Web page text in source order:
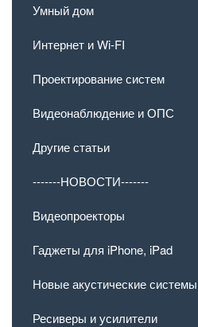
Умный дом
Интернет и Wi-FI
Проектирование систем
Видеонаблюдение и ОПС
Другие статьи
-------НОВОСТИ-------
Видеопроекторы
Гаджеты для iPhone, iPad
Новые акустические системы
Ресиверы и усилители